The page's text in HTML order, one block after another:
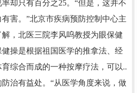
却只有百分之25。“但是，这并不
害。”北京市疾病预防控制中心主
，北医三院李风呜教授为眼保健
操是根据祖国医学的推拿法、经
综合而成的一种按摩疗法，可以..
治有益处。“从医学角度来说，做